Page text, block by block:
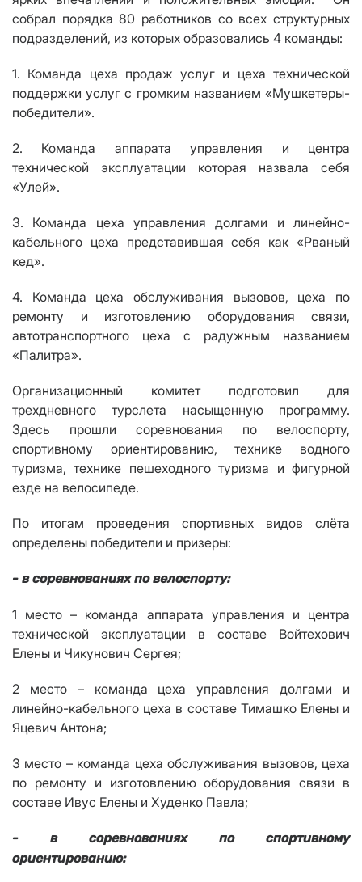
собрал порядка 80 работников со всех структурных
подразделений, из которых образовались 4 команды:
1. Команда цеха продаж услуг и цеха технической
поддержки услуг с громким названием «Мушкетеры-
победители».
2. Команда аппарата управления и центра
технической эксплуатации которая назвала себя
«Улей».
3. Команда цеха управления долгами и линейно-
кабельного цеха представившая себя как «Рваный
кед».
4. Команда цеха обслуживания вызовов, цеха по
ремонту и изготовлению оборудования связи,
автотранспортного цеха с радужным названием
«Палитра».
Организационный комитет подготовил для
трехдневного турслета насыщенную программу.
Здесь прошли соревнования по велоспорту,
спортивному ориентированию, технике водного
туризма, технике пешеходного туризма и фигурной
езде на велосипеде.
По итогам проведения спортивных видов слёта
определены победители и призеры:
- в соревнованиях по велоспорту:
1 место – команда аппарата управления и центра
технической эксплуатации в составе Войтехович
Елены и Чикунович Сергея;
2 место – команда цеха управления долгами и
линейно-кабельного цеха в составе Тимашко Елены и
Яцевич Антона;
3 место – команда цеха обслуживания вызовов, цеха
по ремонту и изготовлению оборудования связи в
составе Ивус Елены и Худенко Павла;
- в соревнованиях по спортивному
ориентированию: